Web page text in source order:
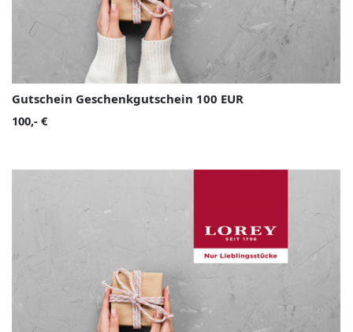
Gutschein Geschenkgutschein 100 EUR
100,- €